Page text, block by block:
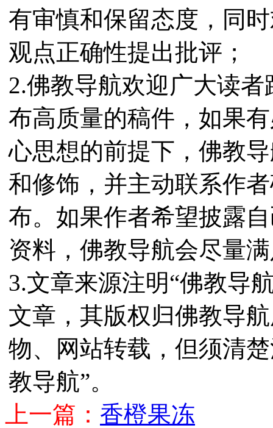
有审慎和保留态度，同
观点正确性提出批评；
2.佛教导航欢迎广大读
布高质量的稿件，如果
心思想的前提下，佛教
和修饰，并主动联系作
布。如果作者希望披露
资料，佛教导航会尽量
3.文章来源注明“佛教导
文章，其版权归佛教导
物、网站转载，但须清
教导航”。
上一篇： 香橙果冻